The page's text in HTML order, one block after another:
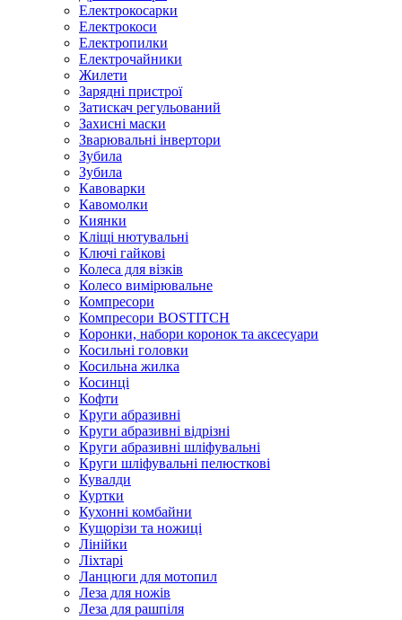
Електрокосарки
Електрокоси
Електропилки
Електрочайники
Жилети
Зарядні пристрої
Затискач регульований
Захисні маски
Зварювальні інвертори
Зубила
Зубила
Кавоварки
Кавомолки
Киянки
Кліщі нютувальні
Ключі гайкові
Колеса для візків
Колесо вимірювальне
Компресори
Компресори BOSTITCH
Коронки, набори коронок та аксесуари
Косильні головки
Косильна жилка
Косинці
Кофти
Круги абразивні
Круги абразивні відрізні
Круги абразивні шліфувальні
Круги шліфувальні пелюсткові
Кувалди
Куртки
Кухонні комбайни
Кущорізи та ножиці
Лінійки
Ліхтарі
Ланцюги для мотопил
Леза для ножів
Леза для рашпіля